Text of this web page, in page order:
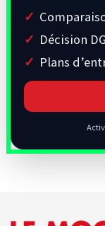
Décision
Plans